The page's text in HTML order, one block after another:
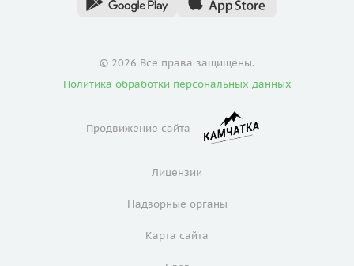
© 2026 Все права защищены.
Политика обработки персональных данных
Продвижение сайта
Лицензии
Надзорные органы
Карта сайта